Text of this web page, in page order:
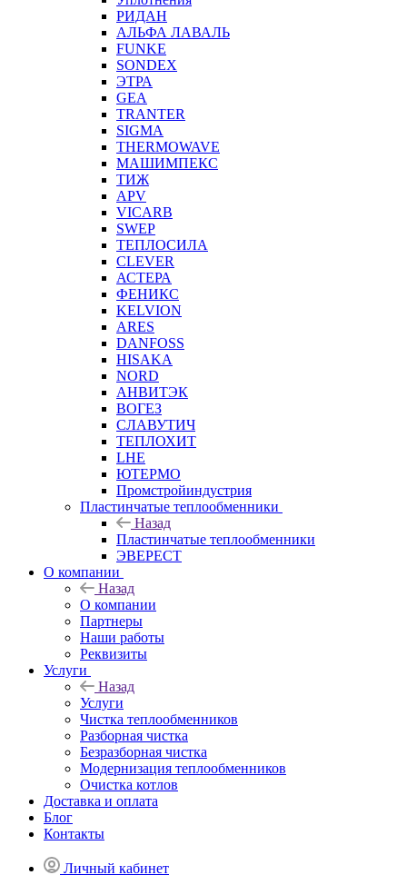
РИДАН
АЛЬФА ЛАВАЛЬ
FUNKE
SONDEX
ЭТРА
GEA
TRANTER
SIGMA
THERMOWAVE
МАШИМПЕКС
ТИЖ
APV
VICARB
SWEP
ТЕПЛОСИЛА
CLEVER
АСТЕРА
ФЕНИКС
KELVION
ARES
DANFOSS
HISAKA
NORD
АНВИТЭК
ВОГЕЗ
СЛАВУТИЧ
ТЕПЛОХИТ
LHE
ЮТЕРМО
Промстройиндустрия
Пластинчатые теплообменники
Назад
Пластинчатые теплообменники
ЭВЕРЕСТ
О компании
Назад
О компании
Партнеры
Наши работы
Реквизиты
Услуги
Назад
Услуги
Чистка теплообменников
Разборная чистка
Безразборная чистка
Модернизация теплообменников
Очистка котлов
Доставка и оплата
Блог
Контакты
Личный кабинет